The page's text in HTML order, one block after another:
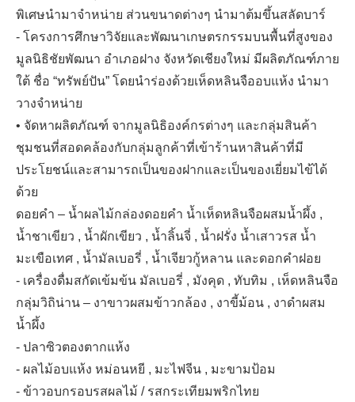
พิเศษนำมาจำหน่าย ส่วนขนาดต่างๆ นำมาต้มขึ้นสลัดบาร์
- โครงการศึกษาวิจัยและพัฒนาเกษตรกรรมบนพื้นที่สูงของ
มูลนิธิชัยพัฒนา อำเภอฝาง จังหวัดเชียงใหม่ มีผลิตภัณฑ์ภาย
ใต้ ชื่อ “ทรัพย์ปัน” โดยนำร่องด้วยเห็ดหลินจืออบแห้ง นำมา
วางจำหน่าย
• จัดหาผลิตภัณฑ์ จากมูลนิธิองค์กรต่างๆ และกลุ่มสินค้า
ชุมชนที่สอดคล้องกับกลุ่มลูกค้าที่เข้าร้านหาสินค้าที่มี
ประโยชน์และสามารถเป็นของฝากและเป็นของเยี่ยมไข้ได้
ด้วย
ดอยคำ – น้ำผลไม้กล่องดอยคำ น้ำเห็ดหลินจือผสมน้ำผึ้ง ,
น้ำชาเขียว , น้ำผักเขียว , น้ำลิ้นจี่ , น้ำฝรั่ง น้ำเสาวรส น้ำ
มะเขือเทศ , น้ำมัลเบอรี่ , น้ำเจียวกู้หลาน และดอกคำฝอย
- เครื่องดื่มสกัดเข้มข้น มัลเบอรี่ , มังคุด , ทับทิม , เห็ดหลินจือ
กลุ่มวิถิน่าน – งาขาวผสมข้าวกล้อง , งาขี้ม้อน , งาดำผสม
น้ำผึ้ง
- ปลาซิวตองตากแห้ง
- ผลไม้อบแห้ง หม่อนหยี , มะไฟจีน , มะขามป้อม
- ข้าวอบกรอบรสผลไม้ / รสกระเทียมพริกไทย